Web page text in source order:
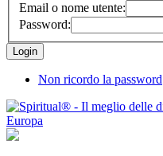
Email o nome utente:
Password:
Non ricordo la password